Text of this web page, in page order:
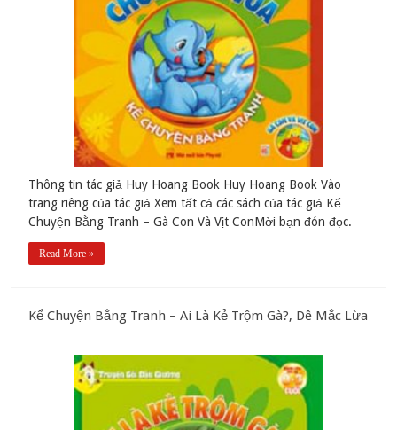
Thông tin tác giả Huy Hoang Book Huy Hoang Book Vào
trang riêng của tác giả Xem tất cả các sách của tác giả Kể
Chuyện Bằng Tranh – Gà Con Và Vịt ConMời bạn đón đọc.
Read More »
Kể Chuyện Bằng Tranh – Ai Là Kẻ Trộm Gà?, Dê Mắc Lừa